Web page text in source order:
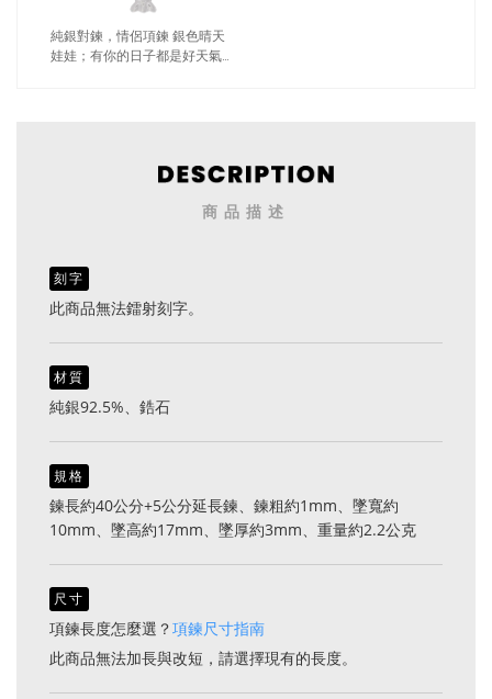
純銀對鍊，情侶項鍊 銀色晴天
娃娃；有你的日子都是好天氣
商品描述
刻字
此商品無法鐳射刻字。
材質
純銀92.5%、鋯石
規格
鍊長約40公分+5公分延長鍊、鍊粗約1mm、墜寬約
10mm、墜高約17mm、墜厚約3mm、重量約2.2公克
尺寸
項鍊長度怎麼選？項鍊尺寸指南
此商品無法加長與改短，請選擇現有的長度。